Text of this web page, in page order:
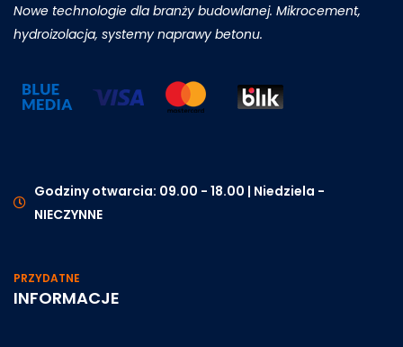
Nowe technologie dla branży budowlanej. Mikrocement,
hydroizolacja, systemy naprawy betonu.
Godziny otwarcia: 09.00 - 18.00 | Niedziela -
NIECZYNNE
PRZYDATNE
INFORMACJE